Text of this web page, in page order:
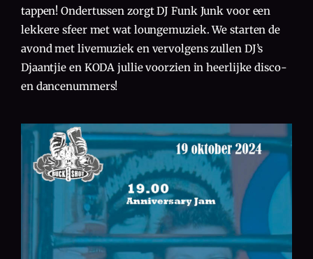
tappen! Ondertussen zorgt DJ Funk Junk voor een
lekkere sfeer met wat loungemuziek. We starten de
avond met livemuziek en vervolgens zullen DJ’s
Djaantjie en KODA jullie voorzien in heerlijke disco-
en dancenummers!